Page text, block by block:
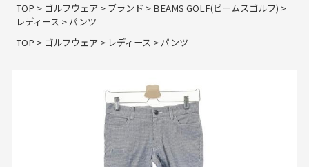
TOP > ゴルフウェア > ブランド > BEAMS GOLF(ビームスゴルフ) >
レディース >パンツ
TOP > ゴルフウェア > レディース >パンツ